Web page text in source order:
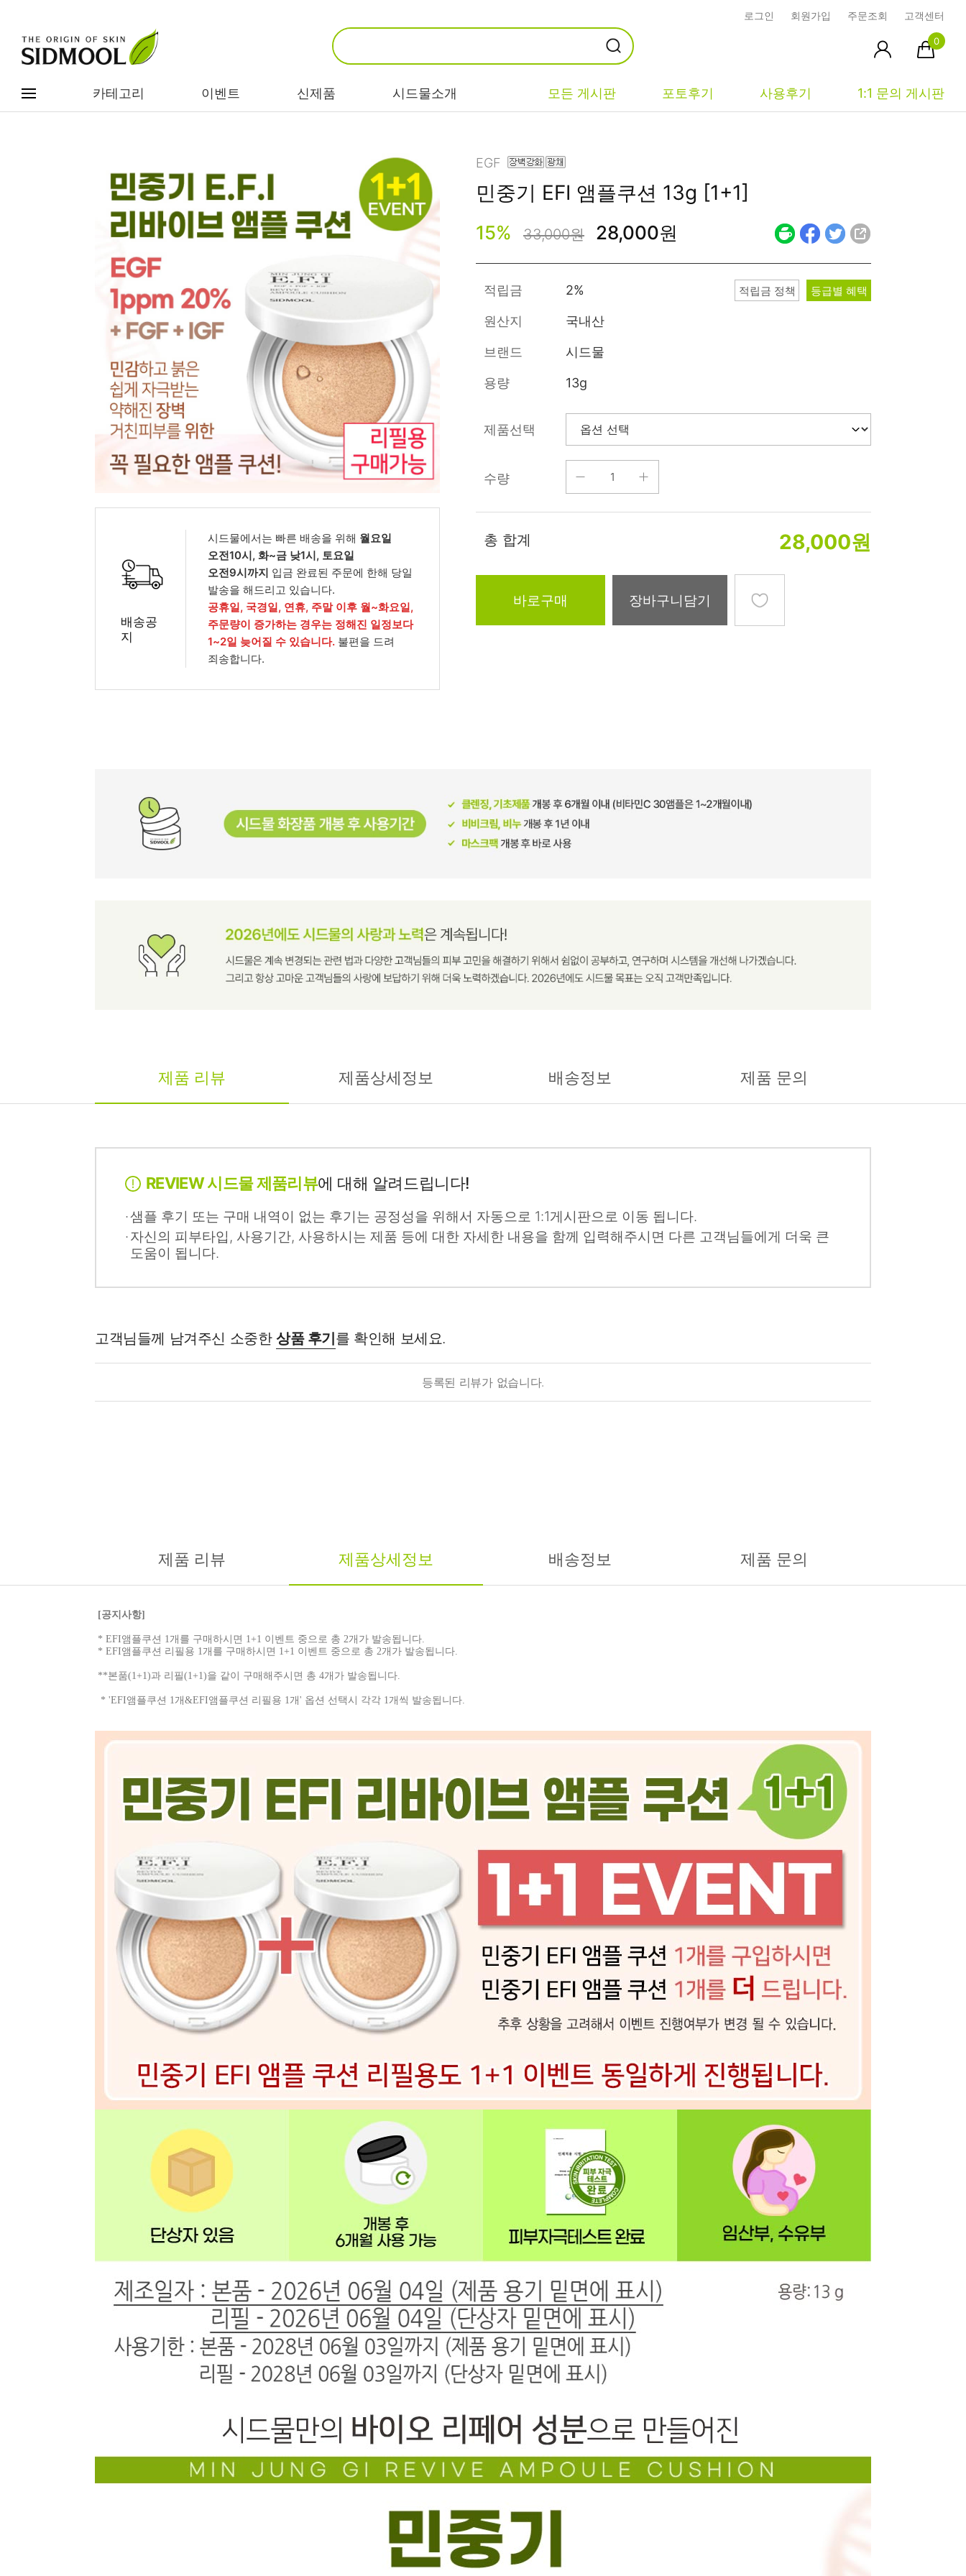
로그인 회원가입 주문조회 고객센터
0
카테고리 이벤트 신제품 시드물소개 모든 게시판 포토후기 사용후기 1:1 문의 게시판
베스트
임상별
카테고리별
비누/클렌징
마스크/팩/필링
트
럼
수분젤/에센셜
로션
크림
썬케어
오일
바디/헤어/핸드/
립/아이
건강식품
소품
기능/고민별
트러블/시카
민감/건조/속당
김
미백/화이트닝/
흔적
안티에이징/주
모공/피지/블랙
각질관리
장벽케어
레이저관리
탈모케어
성분별
EGF/FGF/IGF
콜라겐
히알루론산
병풀/센텔라
어성초
달팽이
카렌듈라
동백
건성
중성
지성
상품문의
시드물통신
전 어떻게 써요?
포토사용 후기
장바구니
최근본상품
위시리스트
배송공
지
시드물에서는 빠른 배송을 위해 월요일
오전10시, 화~금 낮1시, 토요일
오전9시까지 입금 완료된 주문에 한해 당일
발송을 해드리고 있습니다.
공휴일, 국경일, 연휴, 주말 이후 월~화요일,
주문량이 증가하는 경우는 정해진 일정보다
1~2일 늦어질 수 있습니다. 불편을 드려
죄송합니다.
EGF
민중기 EFI 앰플쿠션 13g [1+1]
15% 33,000원 28,000원
적립금 2% 적립금 정책 등급별 혜택
원산지 국내산
브랜드 시드물
용량 13g
제품선택
수량
총 합계 28,000원
바로구매 장바구니담기
제품 리뷰 제품상세정보 배송정보 제품 문의
REVIEW 시드물 제품리뷰에 대해 알려드립니다!
샘플 후기 또는 구매 내역이 없는 후기는 공정성을 위해서 자동으로 1:1게시판으로 이동 됩니다.
자신의 피부타입, 사용기간, 사용하시는 제품 등에 대한 자세한 내용을 함께 입력해주시면 다른 고객님들에게 더욱 큰
도움이 됩니다.
고객님들께 남겨주신 소중한상품 후기를 확인해 보세요.
등록된 리뷰가 없습니다.
제품 리뷰 제품상세정보 배송정보 제품 문의
[공지사항]
* EFI앰플쿠션 1개를 구매하시면 1+1 이벤트 중으로 총 2개가 발송됩니다.
* EFI앰플쿠션 리필용 1개를 구매하시면 1+1 이벤트 중으로 총 2개가 발송됩니다.
**본품(1+1)과 리필(1+1)을 같이 구매해주시면 총 4개가 발송됩니다.
* 'EFI앰플쿠션 1개&EFI앰플쿠션 리필용 1개' 옵션 선택시 각각 1개씩 발송됩니다.